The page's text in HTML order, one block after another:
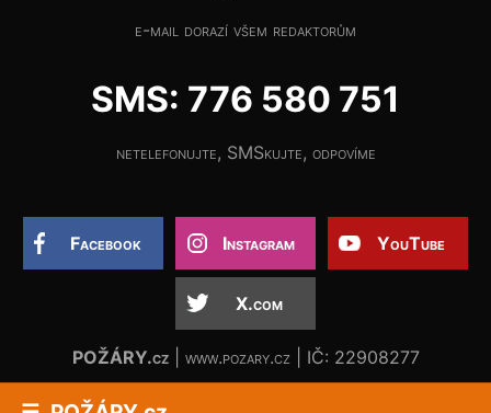
e-mail dorazí všem redaktorům
SMS: 776 580 751
netelefonujte, SMSkujte, odpovíme
Facebook Instagram YouTube
X.com
POŽÁRY.cz| www.pozary.cz | IČ: 22908277